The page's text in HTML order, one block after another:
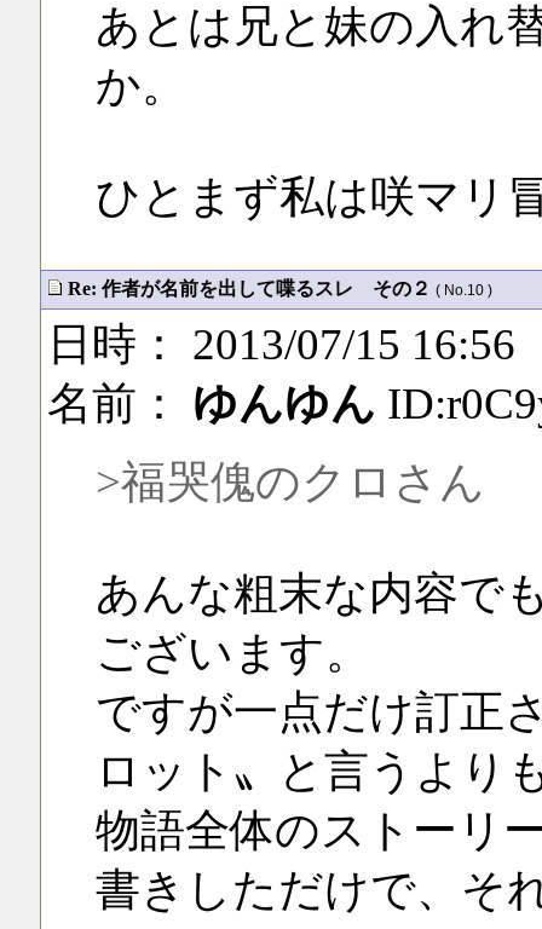
あとは兄と妹の入れ
か。
ひとまず私は咲マリ
Re: 作者が名前を出して喋るスレ その２ ( No.10 )
日時： 2013/07/15 16:56
名前： ゆんゆん
>福哭傀のクロさん
あんな粗末な内容で
ございます。
ですが一点だけ訂正
ロット〟と言うより
物語全体のストーリ
書きしただけで、そ